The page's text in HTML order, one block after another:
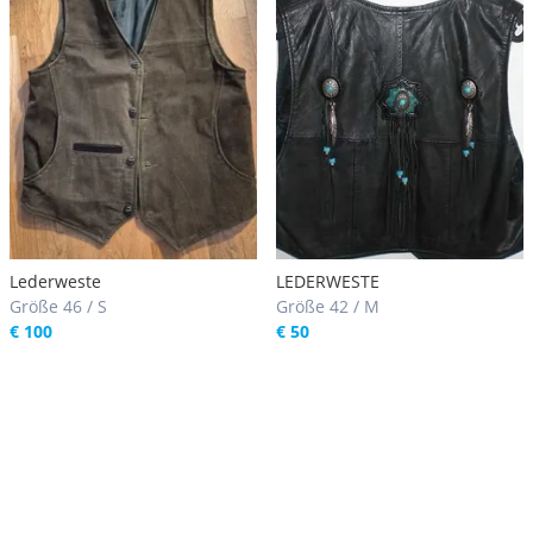
Lederweste
Größe 46 / S
€ 100
LEDERWESTE
Größe 42 / M
€ 50